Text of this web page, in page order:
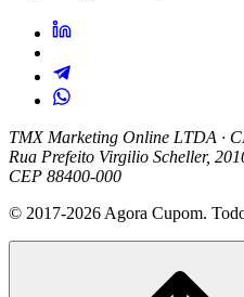
TMX Marketing Online LTDA ·
Rua Prefeito Virgilio Scheller,
CEP 88400-000
© 2017-2026 Agora Cupom.